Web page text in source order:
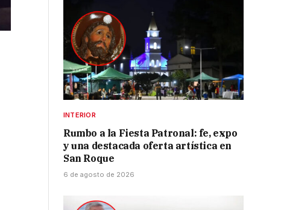
INTERIOR
Rumbo a la Fiesta Patronal: fe, expo
y una destacada oferta artística en
San Roque
6 de agosto de 2026